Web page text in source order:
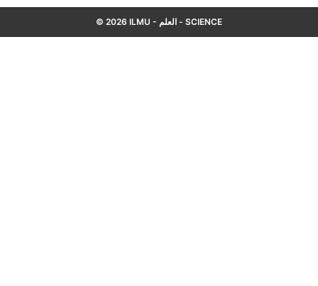
© 2026 ILMU - العلم - SCIENCE